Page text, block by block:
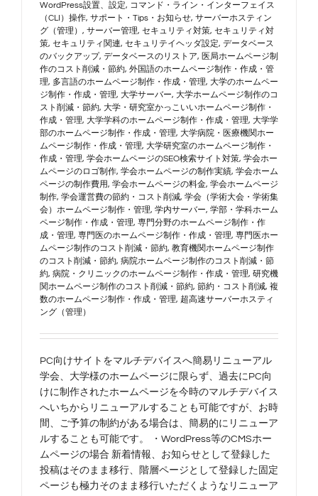
WordPress設置、設定, コマンド・ライン・インターフェイス
（CLI）操作, サポート・Tips・お知らせ, サーバーホスティン
グ（管理） , サーバー管理, セキュリティ対策, セキュリティ対
策, セキュリティ関連, セキュリテイヘッダ設定, データベース
のバックアップ, データベースのリストア, 医局ホームページ制
作のコスト削減・節約, 外国語のホームページ制作・作成・管
理, 多言語のホームページ制作・作成・管理, 大学のホームペー
ジ制作・作成・管理, 大学サーバー, 大学ホームページ制作のコ
スト削減・節約, 大学・研究室かっこいいホームページ制作・
作成・管理, 大学学科のホームページ制作・作成・管理, 大学学
部のホームページ制作・作成・管理, 大学病院・医療機関ホー
ムページ制作・作成・管理, 大学研究室のホームページ制作・
作成・管理, 学会ホームページのSEO検索サイト対策, 学会ホー
ムページのロゴ制作, 学会ホームページの制作実績, 学会ホーム
ページの制作費用, 学会ホームページの料金, 学会ホームページ
制作, 学会運営費の節約・コスト削減, 学会（学術大会・学術集
会）ホームページ制作・管理, 学内サーバー, 学部・学科ホーム
ページ制作・作成・管理, 専門分野のホームページ制作・作
成・管理, 専門医のホームページ制作・作成・管理, 専門医ホー
ムページ制作のコスト削減・節約, 教育機関ホームページ制作
のコスト削減・節約, 病院ホームページ制作のコスト削減・節
約, 病院・クリニックのホームページ制作・作成・管理, 研究機
関ホームページ制作のコスト削減・節約, 節約・コスト削減, 複
数のホームページ制作・作成・管理, 超高速サーバーホスティ
ング（管理）
PC向けサイトをマルチデバイスへ簡易リニューアル
学会、大学様のホームページに限らず、過去にPC向
けに制作されたホームページを今時のマルチデバイス
へいちからリニューアルすることも可能ですが、お時
間、ご予算の制約がある場合は、簡易的にリニューア
ルすることも可能です。 ・WordPress等のCMSホー
ムページの場合 新着情報、お知らせとして登録した
投稿はそのまま移行、階層ページとして登録した固定
ページも極力そのまま移行いただくようなリニューア